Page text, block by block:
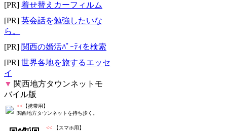
[PR] 着せ替えカーフィルム
[PR] 英会話を勉強したいな
ら。
[PR] 関西の婚活ﾊﾟｰﾃｨを検索
[PR] 世界各地を旅するエッセ
イ
▼ 関西地方タウンネットモ
バイル版
<< 【携帯用】
関西地方タウンネットを持ち歩く。
<< 【スマホ用】